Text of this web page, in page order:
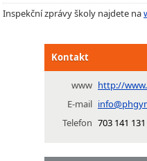
Inspekční zprávy školy najdete na
Kontakt
www http://
E-mail
Telefon 703 141 131